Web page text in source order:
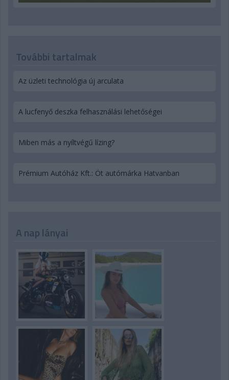
További tartalmak
Az üzleti technológia új arculata
A lucfenyő deszka felhasználási lehetőségei
Miben más a nyíltvégű lízing?
Prémium Autóház Kft.: Öt autómárka Hatvanban
A nap lányai